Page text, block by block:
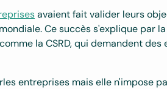
avaient fait valider leurs
Ce succès s'explique par la
comme la CSRD, qui demandent
entreprises mais elle n'impose